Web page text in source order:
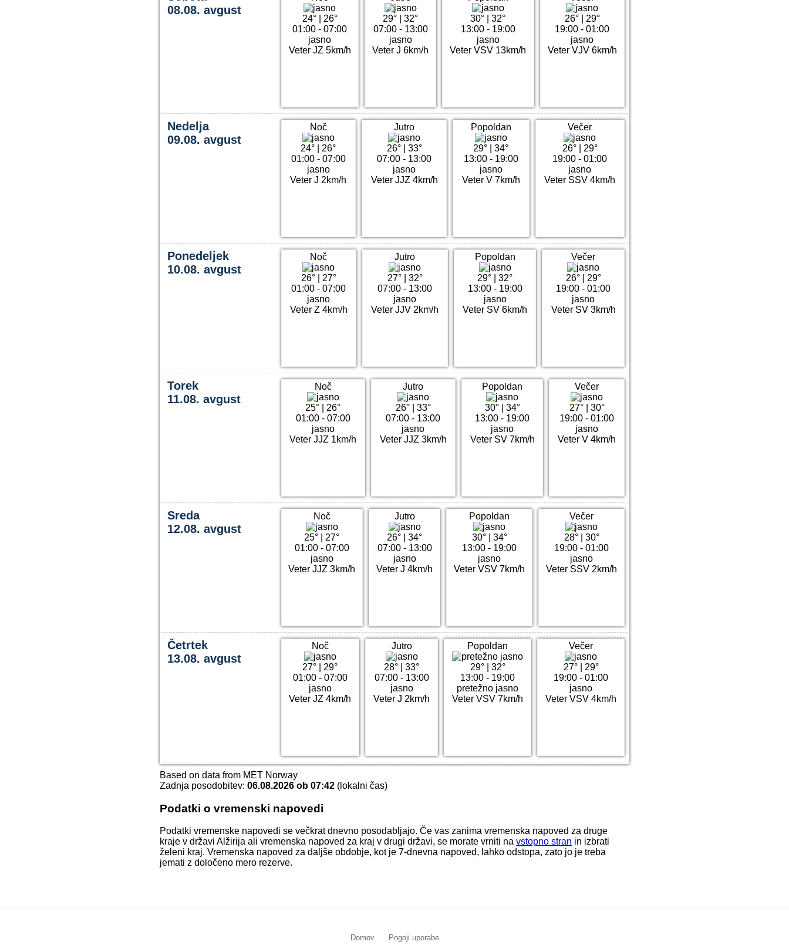
08.08. avgust
24°| 26°
01:00 - 07:00
jasno
Veter JZ 5km/h
29° |32°
07:00 - 13:00
jasno
Veter J 6km/h
30° |32°
13:00 - 19:00
jasno
Veter VSV 13km/h
26°| 29°
19:00 - 01:00
jasno
Veter VJV 6km/h
Nedelja
09.08. avgust
Noč
24°
26°
01:00 - 07:00
jasno
Veter J 2km/h
Jutro
26°| 33°
07:00 - 13:00
jasno
Veter JJZ 4km/h
Popoldan
29° |34°
13:00 - 19:00
jasno
Veter V 7km/h
Večer
26°| 29°
19:00 - 01:00
jasno
Veter SSV 4km/h
Ponedeljek
10.08. avgust
Noč
26°| 27°
01:00 - 07:00
jasno
Veter Z 4km/h
Jutro
27°| 32°
07:00 - 13:00
jasno
Veter JJV 2km/h
Popoldan
29° |32°
13:00 - 19:00
jasno
Veter SV 6km/h
Večer
26°| 29°
19:00 - 01:00
jasno
Veter SV 3km/h
Torek
11.08. avgust
Noč
25°
26°
01:00 - 07:00
jasno
Veter JJZ 1km/h
Jutro
26°| 33°
07:00 - 13:00
jasno
Veter JJZ 3km/h
Popoldan
30°| 34°
13:00 - 19:00
jasno
Veter SV 7km/h
Večer
27°| 30°
19:00 - 01:00
jasno
Veter V 4km/h
Sreda
12.08. avgust
Noč
25°
27°
01:00 - 07:00
jasno
Veter JJZ 3km/h
Jutro
26° |34°
07:00 - 13:00
jasno
Veter J 4km/h
Popoldan
30°| 34°
13:00 - 19:00
jasno
Veter VSV 7km/h
Večer
28°| 30°
19:00 - 01:00
jasno
Veter SSV 2km/h
Četrtek
13.08. avgust
Noč
27°
29°
01:00 - 07:00
jasno
Veter JZ 4km/h
Jutro
28° |33°
07:00 - 13:00
jasno
Veter J 2km/h
Popoldan
29°| 32°
13:00 - 19:00
pretežno jasno
Veter VSV 7km/h
Večer
27°| 29°
19:00 - 01:00
jasno
Veter VSV 4km/h
Based on data from MET Norway
Zadnja posodobitev: 06.08.2026 ob 07:42 (lokalni čas)
Podatki o vremenski napovedi
Podatki vremenske napovedi se večkrat dnevno posodabljajo. Če vas zanima vremenska napoved za druge
kraje v državi Alžirija ali vremenska napoved za kraj v drugi državi, se morate vrniti na vstopno stran in izbrati
želeni kraj. Vremenska napoved za daljše obdobje, kot je 7-dnevna napoved, lahko odstopa, zato jo je treba
jemati z določeno mero rezerve.
Domov Pogoji uporabe